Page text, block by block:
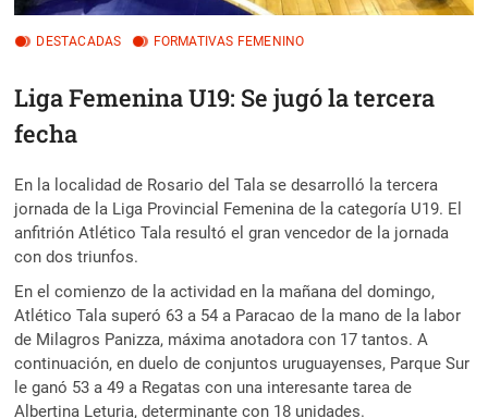
DESTACADAS FORMATIVAS FEMENINO
Liga Femenina U19: Se jugó la tercera
fecha
En la localidad de Rosario del Tala se desarrolló la tercera
jornada de la Liga Provincial Femenina de la categoría U19. El
anfitrión Atlético Tala resultó el gran vencedor de la jornada
con dos triunfos.
En el comienzo de la actividad en la mañana del domingo,
Atlético Tala superó 63 a 54 a Paracao de la mano de la labor
de Milagros Panizza, máxima anotadora con 17 tantos. A
continuación, en duelo de conjuntos uruguayenses, Parque Sur
le ganó 53 a 49 a Regatas con una interesante tarea de
Albertina Leturia, determinante con 18 unidades.